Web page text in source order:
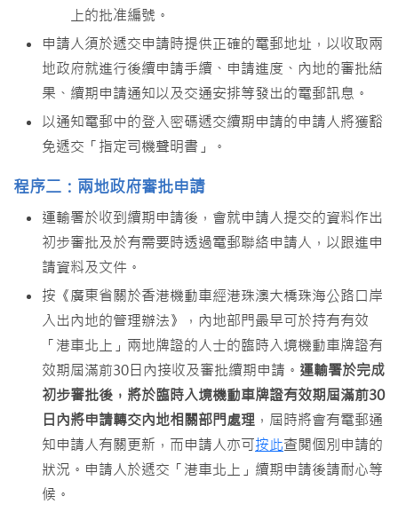
上的批准編號。
申請人須於遞交申請時提供正確的電郵地址，以收取兩
地政府就進行後續申請手續、申請進度、內地的審批結
果、續期申請通知以及交通安排等發出的電郵訊息。
以通知電郵中的登入密碼遞交續期申請的申請人將獲豁
免遞交「指定司機聲明書」。
程序二：兩地政府審批申請
運輸署於收到續期申請後，會就申請人提交的資料作出
初步審批及於有需要時透過電郵聯絡申請人，以跟進申
請資料及文件。
按《廣東省關於香港機動車經港珠澳大橋珠海公路口岸
入出內地的管理辦法》，內地部門最早可於持有有效
「港車北上」兩地牌證的人士的臨時入境機動車牌證有
效期屆滿前30日內接收及審批續期申請。 運輸署於完成
初步審批後，將於臨時入境機動車牌證有效期屆滿前30
日內將申請轉交內地相關部門處理 ，屆時將會有電郵通
知申請人有關更新，而申請人亦可按此查閲個別申請的
狀況。申請人於遞交「港車北上」續期申請後請耐心等
候。